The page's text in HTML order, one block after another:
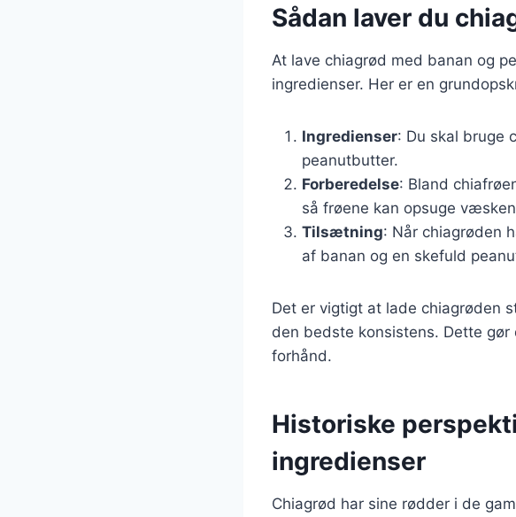
Sådan laver du
At lave chiagrød med banan og
ingredienser. Her er en
Ingredienser: Du skal bruge
peanutbutter.
Forberedelse: Bland
så frøene kan opsuge
Tilsætning: Når chiagrøden
af banan og en skefuld
Det er vigtigt at lade chiagrøden
den bedste konsistens. Dette
forhånd.
Historiske
ingredienser
Chiagrød har sine rødder i de